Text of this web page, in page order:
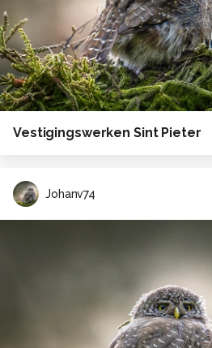
Vestigingswerken Sint Pieter
Johanv74